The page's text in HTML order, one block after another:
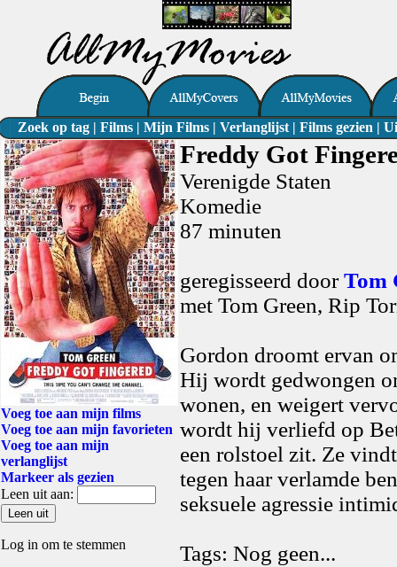
Zoek op tag | Films | Mijn Films | Verlanglijst | Films gezien |
Voeg toe aan mijn films
Voeg toe aan mijn favorieten
Voeg toe aan mijn
verlanglijst
Markeer als gezien
Leen uit aan:
Log in om te stemmen
Freddy Got
Verenigde Staten
Komedie
87 minuten
geregisseerd doorTom
met Tom Green, Rip
Gordon droomt ervan
Hij wordt gedwongen
wonen, en weigert
wordt hij verliefd op
een rolstoel zit. Ze
tegen haar verlamde
seksuele agressie
Tags: Nog geen...